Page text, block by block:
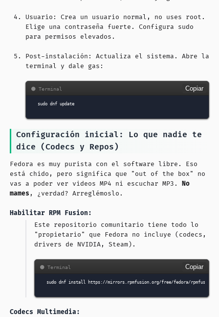
Usuario: Crea un usuario normal, no uses root.
Elige una contraseña fuerte. Configura sudo
para permisos elevados.
Post-instalación: Actualiza el sistema. Abre la
terminal y dale gas:
Copiar
sudo dnf
Configuración inicial: Lo que nadie te
dice (Codecs y Repos)
Fedora es muy purista con el software libre. Eso
está chido, pero significa que "out of the box" no
vas a poder ver videos MP4 ni escuchar MP3.
No
mames , ¿verdad? Arreglémoslo.
Habilitar RPM Fusion:
Este repositorio comunitario tiene todo lo
"propietario" que Fedora no incluye (codecs,
drivers de NVIDIA, Steam).
Copiar
sudo dnf install https://mirrors.rpmfusion.org/free/fedora/rpmfusion-
Codecs Multimedia: